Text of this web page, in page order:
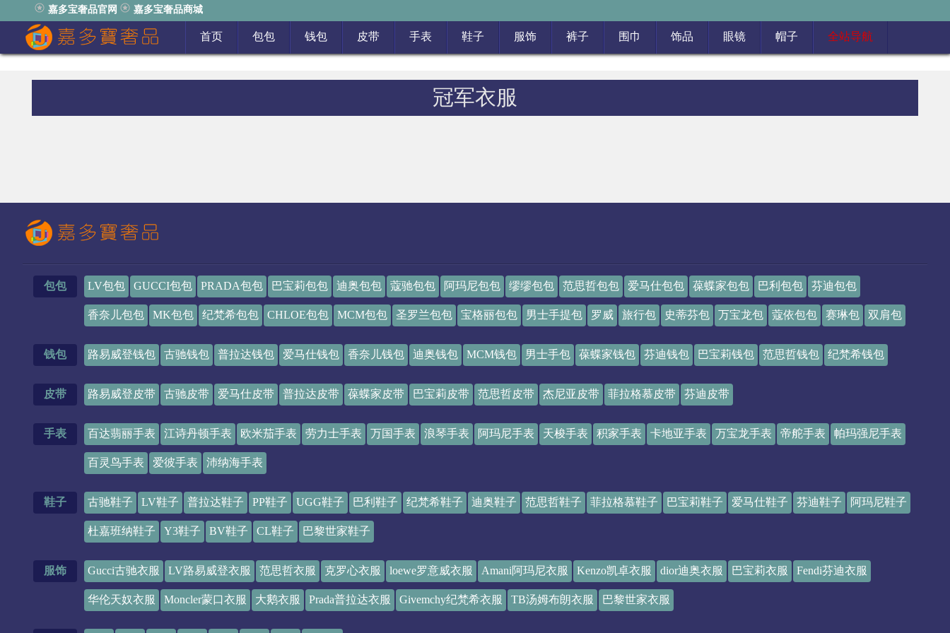
嘉多宝奢品官网 嘉多宝奢品商城
首页 包包 钱包 皮带 手表 鞋子 服饰 裤子 围巾 饰品 眼镜 帽子 全站导航
冠军衣服
包包 LV包包 GUCCI包包 PRADA包包 巴宝莉包包 迪奥包包 蔻驰包包 阿玛尼包包 缪缪包包 范思哲包包 爱马仕包包 葆蝶家包包 巴利包包 芬迪包包
香奈儿包包 MK包包 纪梵希包包 CHLOE包包 MCM包包 圣罗兰包包 宝格丽包包 男士手提包 罗威 旅行包 史蒂芬包 万宝龙包 蔻依包包 赛琳包 双肩包
钱包 路易威登钱包 古驰钱包 普拉达钱包 爱马仕钱包 香奈儿钱包 迪奥钱包 MCM钱包 男士手包 葆蝶家钱包 芬迪钱包 巴宝莉钱包 范思哲钱包 纪梵希钱包
皮带 路易威登皮带 古驰皮带 爱马仕皮带 普拉达皮带 葆蝶家皮带 巴宝莉皮带 范思哲皮带 杰尼亚皮带 菲拉格慕皮带 芬迪皮带
手表 百达翡丽手表 江诗丹顿手表 欧米茄手表 劳力士手表 万国手表 浪琴手表 阿玛尼手表 天梭手表 积家手表 卡地亚手表 万宝龙手表 帝舵手表 帕玛强尼手表
百灵鸟手表 爱彼手表 沛纳海手表
鞋子 古驰鞋子 LV鞋子 普拉达鞋子 PP鞋子 UGG鞋子 巴利鞋子 纪梵希鞋子 迪奥鞋子 范思哲鞋子 菲拉格慕鞋子 巴宝莉鞋子 爱马仕鞋子 芬迪鞋子 阿玛尼鞋子
杜嘉班纳鞋子 Y3鞋子 BV鞋子 CL鞋子 巴黎世家鞋子
服饰 Gucci古驰衣服 LV路易威登衣服 范思哲衣服 克罗心衣服 loewe罗意威衣服 Amani阿玛尼衣服 Kenzo凯卓衣服 dior迪奥衣服 巴宝莉衣服 Fendi芬迪衣服
华伦天奴衣服 Moncler蒙口衣服 大鹅衣服 Prada普拉达衣服 Givemchy纪梵希衣服 TB汤姆布朗衣服 巴黎世家衣服